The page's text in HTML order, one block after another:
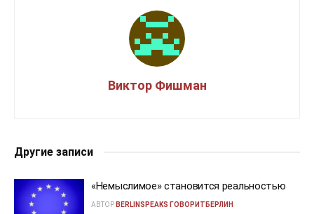
Виктор Фишман
Другие записи
«Немыслимое» становится реальностью
АВТОР BERLINSPEAKS ГОВОРИТБЕРЛИН